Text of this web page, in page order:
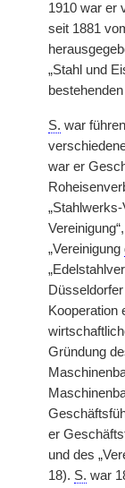
1910 war er
seit 1881
„Stahl und
S. war
war er
„Stahlwerks-
„Vereinigung
Kooperation
Gründung
er
und des
18). S. war